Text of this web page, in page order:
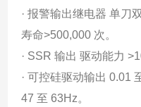
· 报警输出继电器 单刀
寿命>500,000 次。
· SSR 输出 驱动能力
· 可控硅驱动输出 0.01
47 至 63Hz。